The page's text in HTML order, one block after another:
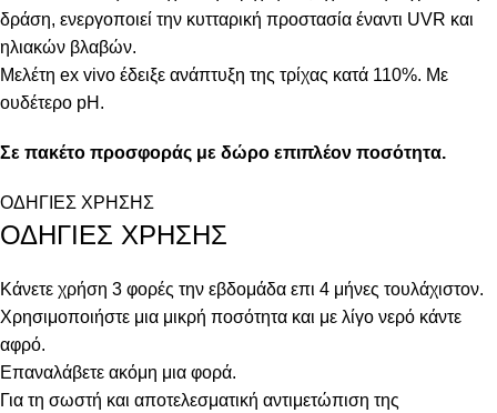
δράση, ενεργοποιεί την κυτταρική προστασία έναντι UVR και
ηλιακών βλαβών.
Μελέτη ex vivo έδειξε ανάπτυξη της τρίχας κατά 110%. Με
ουδέτερο pH.
Σε πακέτο προσφοράς με δώρο επιπλέον ποσότητα.
ΟΔΗΓΙΕΣ ΧΡΗΣΗΣ
ΟΔΗΓΙΕΣ ΧΡΗΣΗΣ
Κάνετε χρήση 3 φορές την εβδομάδα επι 4 μήνες τουλάχιστον.
Χρησιμοποιήστε μια μικρή ποσότητα και με λίγο νερό κάντε
αφρό.
Επαναλάβετε ακόμη μια φορά.
Για τη σωστή και αποτελεσματική αντιμετώπιση της